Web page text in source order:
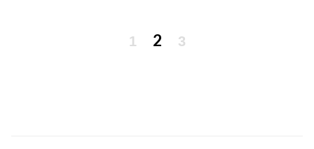
1 2 3